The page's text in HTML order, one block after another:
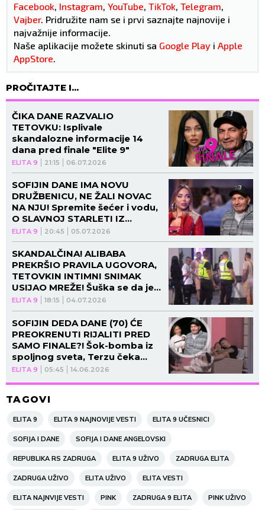
Facebook, Instagram, YouTube, TikTok, Telegram,
Vajber. Pridružite nam se i prvi saznajte najnovije i
najvažnije informacije.
Naše aplikacije možete skinuti sa Google Play i Apple
AppStore.
PROČITAJTE I...
ELITA 9 21:15 06.07.2026
ČIKA DANE RAZVALIO
TETOVKU: Isplivale
skandalozne informacije 14
dana pred finale "Elite 9"
ELITA 9 20:45 05.07.2026
SOFIJIN DANE IMA NOVU
DRUŽBENICU, NE ŽALI NOVAC
NA NJU! Spremite šećer i vodu,
O SLAVNOJ STARLETI IZ
RIJALITIJA JE REČ!
ELITA 9 18:15 04.07.2026
SKANDALČINA! ALIBABA
PREKRŠIO PRAVILA UGOVORA,
TETOVKIN INTIMNI SNIMAK
USIJAO MREŽE! Šuška se da je
zbog ovoga SOFIJA
JANIĆIJEVIĆ NAPUSTILA
RIJALITI! (VIDEO)
ELITA 9 05:45 14.06.2026
SOFIJIN DEDA DANE (70) ĆE
PREOKRENUTI RIJALITI PRED
SAMO FINALE?! Šok-bomba iz
spoljnog sveta, Terzu čeka
horor!
TAGOVI
ELITA 9 ELITA 9 NAJNOVIJE VESTI ELITA 9 UČESNICI
SOFIJA I DANE SOFIJA I DANE ANGELOVSKI
REPUBLIKA RS ZADRUGA ELITA 9 UŽIVO ZADRUGA ELITA
ZADRUGA UŽIVO ELITA UŽIVO ELITA VESTI
ELITA NAJNVIJE VESTI PINK ZADRUGA 9 ELITA PINK UŽIVO